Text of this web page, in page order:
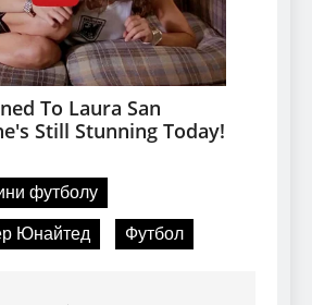
футболу
Юнайтед Футбол